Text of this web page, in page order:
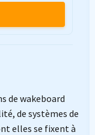
de wakeboard
de systèmes de
elles se fixent à